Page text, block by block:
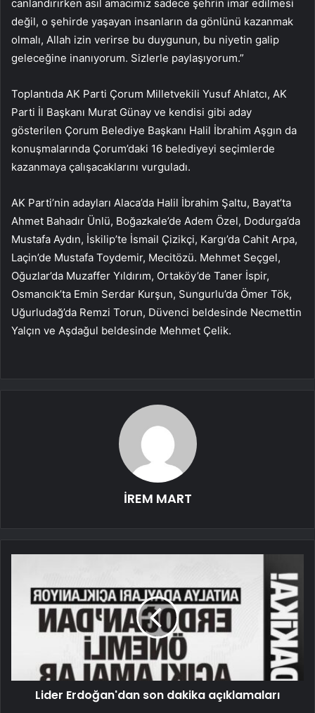
canlandırırken asıl amacımız sadece şehrin imar edilmesi
değil, o şehirde yaşayan insanların da gönlünü kazanmak
olmalı, Allah izin verirse bu duygunun, bu niyetin galip
geleceğine inanıyorum. Sizlerle paylaşıyorum.”
Toplantıda AK Parti Çorum Milletvekili Yusuf Ahlatcı, AK
Parti İl Başkanı Murat Günay ve kendisi gibi aday
gösterilen Çorum Belediye Başkanı Halil İbrahim Aşgın da
konuşmalarında Çorum’daki 16 belediyeyi seçimlerde
kazanmaya çalışacaklarını vurguladı.
AK Parti’nin adayları Alaca’da Halil İbrahim Şaltu, Bayat’ta
Ahmet Bahadır Ünlü, Boğazkale’de Adem Özel, Dodurga’da
Mustafa Aydın, İskilip’te İsmail Çizikçi, Kargı’da Cahit Arpa,
Laçin’de Mustafa Toydemir, Mecitözü. Mehmet Seçgel,
Oğuzlar’da Muzaffer Yıldırım, Ortaköy’de Taner İspir,
Osmancık’ta Emin Serdar Kurşun, Sungurlu’da Ömer Tök,
Uğurludağ’da Remzi Torun, Düvenci beldesinde Necmettin
Yalçın ve Aşdağul beldesinde Mehmet Çelik.
İREM MART
Lider Erdoğan'dan son dakika açıklamaları